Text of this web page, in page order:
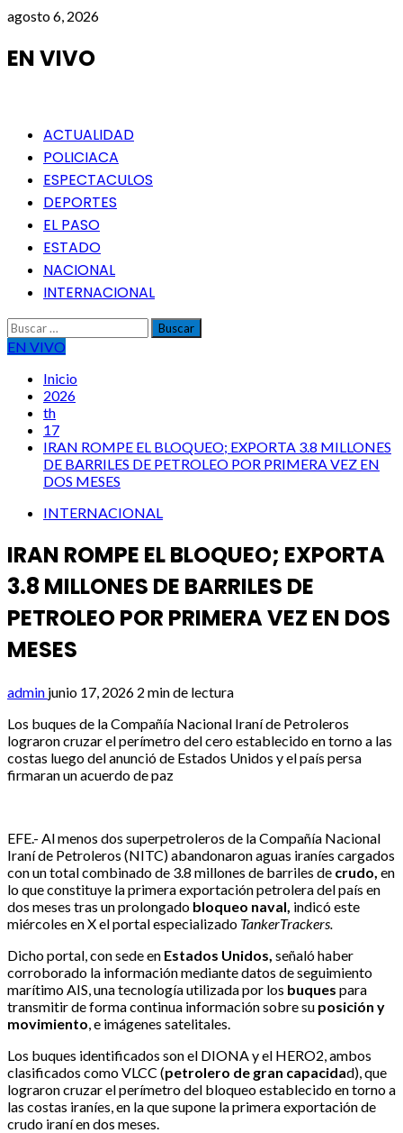
Saltar
contenido
agosto 6, 2026
EN VIVO
Menú
principal
ACTUALIDAD
POLICIACA
ESPECTACULOS
DEPORTES
EL PASO
ESTADO
NACIONAL
INTERNACIONAL
Buscar:
EN VIVO
Inicio
2026
th
17
IRAN ROMPE EL BLOQUEO; EXPORTA 3.8 MILLONES
DE BARRILES DE PETROLEO POR PRIMERA VEZ EN
DOS MESES
INTERNACIONAL
IRAN ROMPE EL BLOQUEO; EXPORTA
3.8 MILLONES DE BARRILES DE
PETROLEO POR PRIMERA VEZ EN DOS
MESES
admin junio 17, 2026 2 min de lectura
Los buques de la Compañía Nacional Iraní de Petroleros
lograron cruzar el perímetro del cero establecido en torno a las
costas luego del anunció de Estados Unidos y el país persa
firmaran un acuerdo de paz
EFE.- Al menos dos superpetroleros de la Compañía Nacional
Iraní de Petroleros (NITC) abandonaron aguas iraníes cargados
con un total combinado de 3.8 millones de barriles de crudo, en
lo que constituye la primera exportación petrolera del país en
dos meses tras un prolongado bloqueo naval, indicó este
miércoles en X el portal especializado TankerTrackers.
Dicho portal, con sede en Estados Unidos, señaló haber
corroborado la información mediante datos de seguimiento
marítimo AIS, una tecnología utilizada por los buques para
transmitir de forma continua información sobre su posición y
movimiento , e imágenes satelitales.
Los buques identificados son el DIONA y el HERO2, ambos
clasificados como VLCC (petrolero de gran capacidad), que
lograron cruzar el perímetro del bloqueo establecido en torno a
las costas iraníes, en la que supone la primera exportación de
crudo iraní en dos meses.